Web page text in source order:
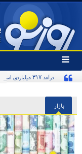
تغییر
وضعیت
منوی
ها
درآمد ۳۱۷ میلیاردی استقلال از حضور بازیکنانش در جام جهانی ۲۰۲۶
بازار